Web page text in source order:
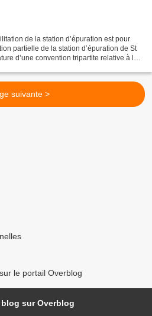
de la station d’épuration est pour
partielle de la station d’épuration de St
d’une convention tripartite relative à la
suivante >
le portail Overblog
blog sur Overblog